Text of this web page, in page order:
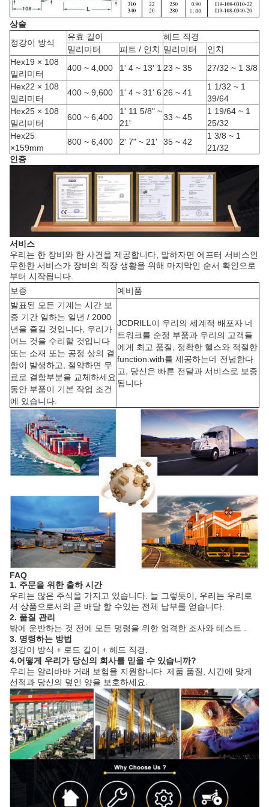
상술
정강이 방식
유효 길이
헤드 직경
밀리미터
피트 / 인치 밀리미터
인치
Hex19 × 108
밀리미터
400 ~ 4,000 1' 4 ~ 13' 1 23 ~ 35
27/32 ~ 1 3/8
Hex22 × 108
밀리미터
400 ~ 9,600 1' 4 ~ 31' 6 26 ~ 41
1 1/32 ~ 1
39/64
Hex25 × 108
밀리미터
600 ~ 6,400
1' 11 5/8" ~
21'
33 ~ 45
1 19/64 ~ 1
25/32
Hex25
×159mm
800 ~ 6,400 2' 7" ~ 21' 35 ~ 42
1 3/8 ~ 1
21/32
인증
서비스
우리는 한 장비와 한 사건을 제공합니다, 말하자면 에프터 서비스인
무한한 서비스가 장비의 직장 생활을 위해 마지막인 순서 확인으로
부터 시작됩니다.
보증
예비품
발표된 모든 기계는 시간 보
증 기간 일하는 일년 / 2000
년을 즐길 것입니다, 우리가
어느 것을 수리할 것입니다
또는 소재 또는 공정 상의 결
함이 발생하고, 절약하면 무
료로 결함부분을 교체하세요
동안 부품이 기본 작업 조건
에 있습니다.
JCDRILL이 우리의 세계적 배포자 네
트워크를 순정 부품과 우리의 고객들
에게 최고 품질, 정확한 헬스와 적절한
function.with를 제공하는데 전념한다
고, 당신은 빠른 전달과 서비스로 보증
됩니다
FAQ
1. 주문을 위한 출하 시간
우리는 많은 주식을 가지고 있습니다. 늘 그렇듯이, 우리는 우리로
서 상품으로서의 곧 배달 할 수있는 전체 납부를 얻습니다.
2. 품질 관리
밖에 운반하는 것 전에 모든 명령을 위한 엄격한 조사와 테스트 .
3. 명령하는 방법
정강이 방식 + 로드 길이 + 헤드 직경.
4.어떻게 우리가 당신의 회사를 믿을 수 있습니까?
우리는 알리바바 거래 보험을 지원합니다. 제품 품질, 시간에 맞게
선적과 당신의 덮인 양을 보호하세요.